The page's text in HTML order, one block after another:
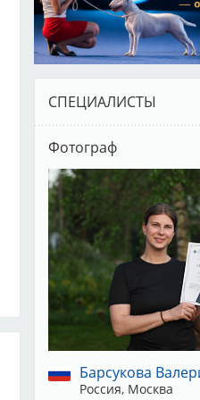
СПЕЦИАЛИСТЫ
Фотограф
Барсукова
Россия, Москва